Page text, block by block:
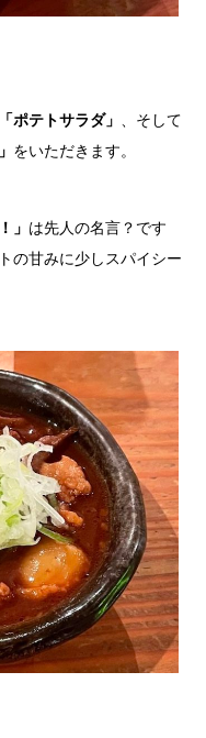
ポテトサラダ」
、そして
をいただきます。
」 は先人の名言？です
の甘みに少しスパイシー